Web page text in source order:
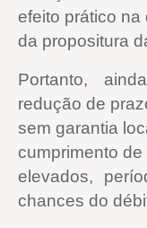
efeito prático
da propositura
Portanto,
redução de
sem garantia
cumprimento
elevados,
chances do